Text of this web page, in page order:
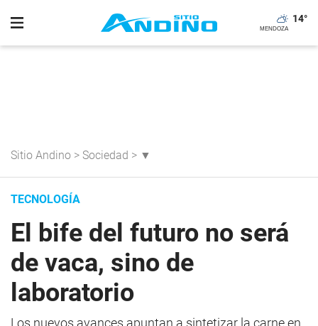
14°
Sitio Andino > Sociedad > ▼
TECNOLOGÍA
El bife del futuro no será
de vaca, sino de
laboratorio
Los nuevos avances apuntan a sintetizar la carne en